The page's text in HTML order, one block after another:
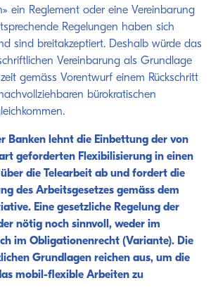
ein Reglement oder eine Vereinbarung
Regelungen haben sich
sind breitakzeptiert. Deshalb würde das
Vereinbarung als Grundlage
gemäss Vorentwurf einem Rückschritt
bürokratischen
Banken lehnt die Einbettung der von
geforderten Flexibilisierung in einen
die Telearbeit ab und fordert die
des Arbeitsgesetzes gemäss dem
Eine gesetzliche Regelung der
nötig noch sinnvoll, weder im
im Obligationenrecht (Variante). Die
Grundlagen reichen aus, um die
mobil-flexible Arbeiten zu